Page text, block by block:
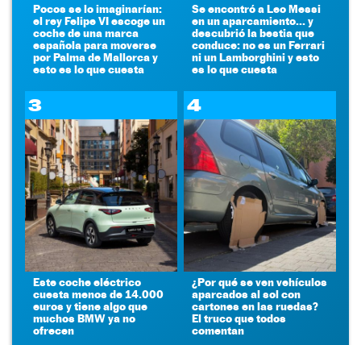
Pocos se lo imaginarían:
el rey Felipe VI escoge un
coche de una marca
española para moverse
por Palma de Mallorca y
esto es lo que cuesta
Se encontró a Leo Messi
en un aparcamiento... y
descubrió la bestia que
conduce: no es un Ferrari
ni un Lamborghini y esto
es lo que cuesta
3
Este coche eléctrico
cuesta menos de 14.000
euros y tiene algo que
muchos BMW ya no
ofrecen
4
¿Por qué se ven vehículos
aparcados al sol con
cartones en las ruedas?
El truco que todos
comentan